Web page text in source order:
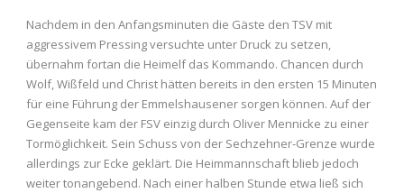
Nachdem in den Anfangsminuten die Gäste den TSV mit
aggressivem Pressing versuchte unter Druck zu setzen,
übernahm fortan die Heimelf das Kommando. Chancen durch
Wolf, Wißfeld und Christ hätten bereits in den ersten 15 Minuten
für eine Führung der Emmelshausener sorgen können. Auf der
Gegenseite kam der FSV einzig durch Oliver Mennicke zu einer
Tormöglichkeit. Sein Schuss von der Sechzehner-Grenze wurde
allerdings zur Ecke geklärt. Die Heimmannschaft blieb jedoch
weiter tonangebend. Nach einer halben Stunde etwa ließ sich